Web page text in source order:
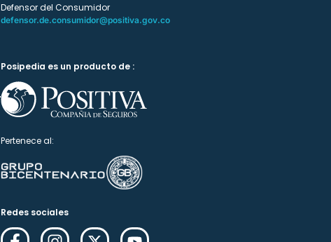
Defensor del Consumidor
defensor.de.consumidor@positiva.gov.co
Posipedia es un producto de :
Pertenece al:
Redes sociales